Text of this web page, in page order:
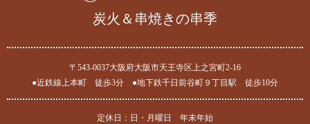
炭火＆串焼きの串季
〒543-0037大阪府大阪市天王寺区上之宮町2-16
●近鉄線上本町 徒歩3分 ●地下鉄千日前谷町９丁目駅 徒歩10分
定休日：日・月曜日 年末年始